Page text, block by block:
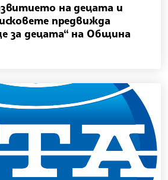
на децата и
предвижда
за децата“ на Община